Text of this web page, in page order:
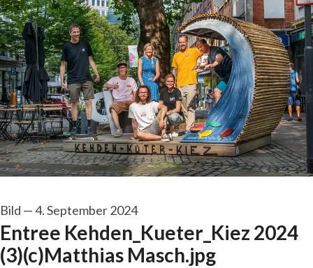
Bild —4. September 2024
Entree Kehden_Kueter_Kiez 2024
(3)(c)Matthias Masch.jpg